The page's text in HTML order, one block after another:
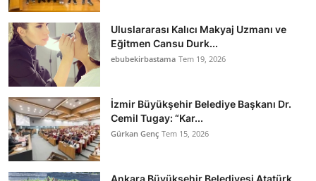
Uluslararası Kalıcı Makyaj Uzmanı ve
Eğitmen Cansu Durk...
ebubekirbastama Tem 19, 2026
İzmir Büyükşehir Belediye Başkanı Dr.
Cemil Tugay: “Kar...
Gürkan Genç Tem 15, 2026